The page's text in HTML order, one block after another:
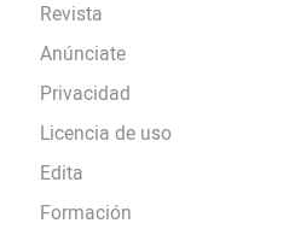
Revista
Anúnciate
Privacidad
Licencia de uso
Edita
Formación